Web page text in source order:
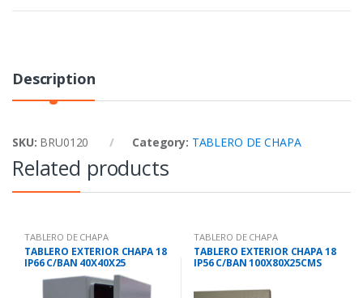
Description
SKU: BRU0120 Category: TABLERO DE CHAPA
Related products
TABLERO DE CHAPA
TABLERO EXTERIOR CHAPA 18
IP66 C/BAN 40X40X25
BRMBRCE0404025
TABLERO DE CHAPA
TABLERO EXTERIOR CHAPA 18
IP56 C/BAN 100X80X25CMS